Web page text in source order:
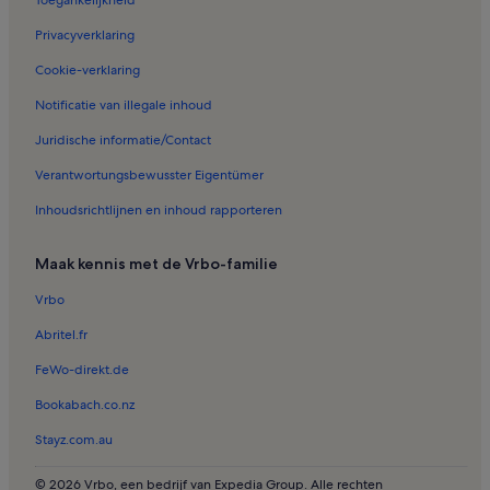
Vakantiehuizen in Muhlbach-sur-Munster
Vakantiehuizen in Sondernach
Vakantiehuizen in Gazon du Faing
Vakantiehuizen in Wintersportplaats Le Gaschney
Cottages in Gerardmer
Accommodaties met zwembad in Kaysersberg-Vignoble
Huisdiervriendelijke accommodaties in Colmar
Privacyverklaring
Cookie-verklaring
Notificatie van illegale inhoud
Juridische informatie/Contact
Verantwortungsbewusster Eigentümer
Inhoudsrichtlijnen en inhoud rapporteren
Maak kennis met de Vrbo-familie
Vrbo
Abritel.fr
FeWo-direkt.de
Bookabach.co.nz
Stayz.com.au
© 2026 Vrbo, een bedrijf van Expedia Group. Alle rechten